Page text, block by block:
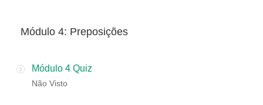
​Módulo 4: Preposições
Módulo 4 Quiz
Não Visto